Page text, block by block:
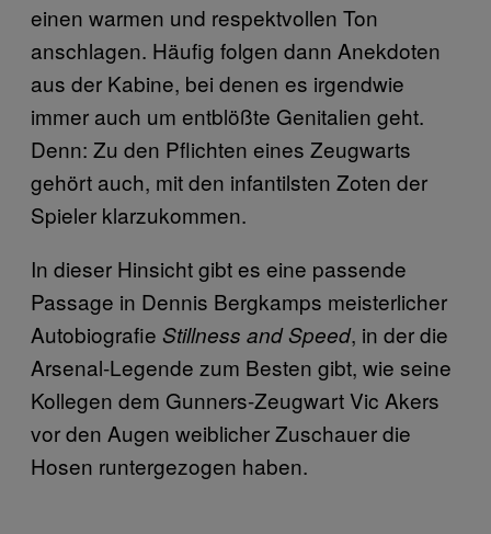
einen warmen und respektvollen Ton
anschlagen. Häufig folgen dann Anekdoten
aus der Kabine, bei denen es irgendwie
immer auch um entblößte Genitalien geht.
Denn: Zu den Pflichten eines Zeugwarts
gehört auch, mit den infantilsten Zoten der
Spieler klarzukommen.
In dieser Hinsicht gibt es eine passende
Passage in Dennis Bergkamps meisterlicher
Autobiografie Stillness and Speed, in der die
Arsenal-Legende zum Besten gibt, wie seine
Kollegen dem Gunners-Zeugwart Vic Akers
vor den Augen weiblicher Zuschauer die
Hosen runtergezogen haben.